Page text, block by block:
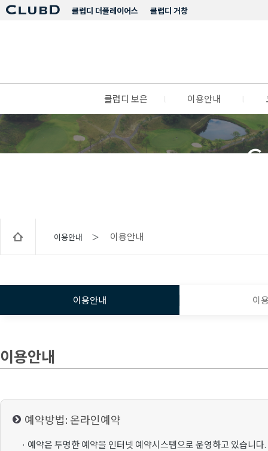
클럽디 거창
클럽디 더플레이어스
클럽디 보은 이용안내
이용안내 ＞ 이용안내
이용안내 이
이용안내
예약방법: 온라인예약
· 예약은 투명한 예약을 인터넷 예약시스템으로 운영하고 있습니다.